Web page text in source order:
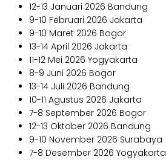
12-13 Januari 2026 Bandung
9-10 Februari 2026 Jakarta
9-10 Maret 2026 Bogor
13-14 April 2026 Jakarta
11-12 Mei 2026 Yogyakarta
8-9 Juni 2026 Bogor
13-14 Juli 2026 Bandung
10-11 Agustus 2026 Jakarta
7-8 September 2026 Bogor
12-13 Oktober 2026 Bandung
9-10 November 2026 Surabaya
7-8 Desember 2026 Yogyakarta